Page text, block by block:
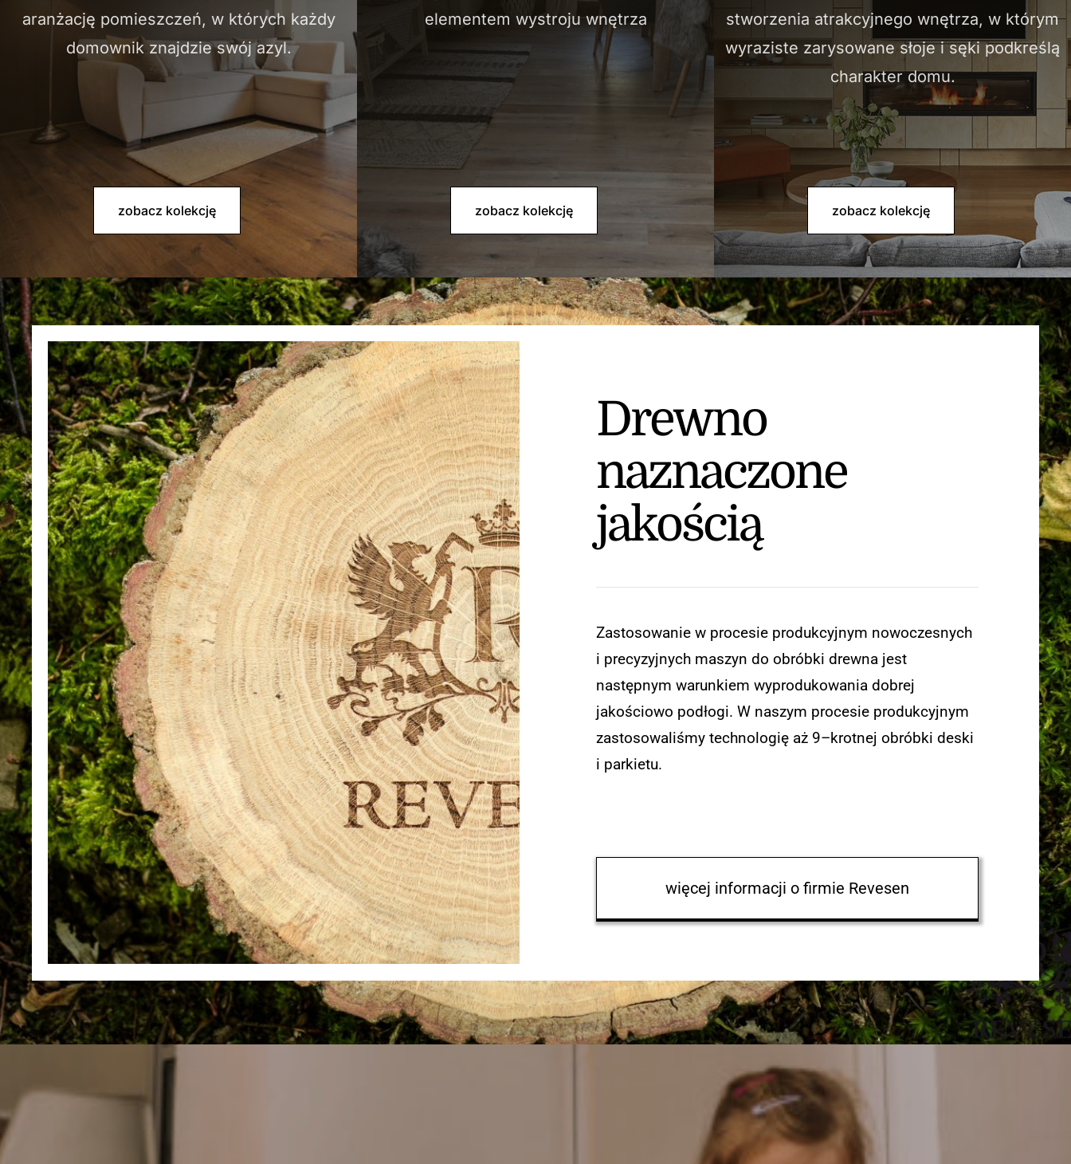
aranżację pomieszczeń, w których każdy
domownik znajdzie swój azyl.
zobacz kolekcję
elementem wystroju wnętrza
zobacz kolekcję
stworzenia atrakcyjnego wnętrza, w którym
wyraziste zarysowane słoje i sęki podkreślą
charakter domu.
zobacz kolekcję
Drewno
naznaczone
jakością
Zastosowanie w procesie produkcyjnym nowoczesnych
i precyzyjnych maszyn do obróbki drewna jest
następnym warunkiem wyprodukowania dobrej
jakościowo podłogi. W naszym procesie produkcyjnym
zastosowaliśmy technologię aż 9–krotnej obróbki deski
i parkietu.
więcej informacji o firmie Revesen